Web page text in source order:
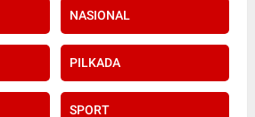
NASIONAL
PILKADA
SPORT